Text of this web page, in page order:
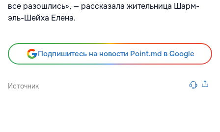
все разошлись», — рассказала жительница Шарм-
эль-Шейха Елена.
Подпишитесь на новости Point.md в Google
Источник